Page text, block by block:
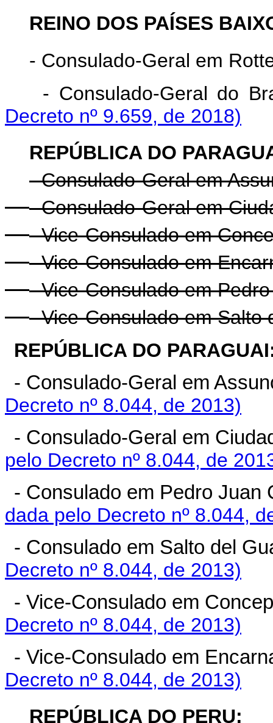
REINO DOS PAÍSES
- Consulado-Geral em
- Consulado-Geral do
Decreto nº 9.659, de 2018)
REPÚBLICA DO
- Consulado-Geral em
- Consulado-Geral em
- Vice-Consulado em
- Vice-Consulado em
- Vice-Consulado em
- Vice-Consulado em Salto
REPÚBLICA DO
- Consulado-Geral em
Decreto nº 8.044, de 2013)
- Consulado-Geral em
pelo Decreto nº 8.044, de
- Consulado em Pedro Juan
dada pelo Decreto nº 8.044,
- Consulado em Salto del
Decreto nº 8.044, de 2013)
- Vice-Consulado em
Decreto nº 8.044, de 2013)
- Vice-Consulado em
Decreto nº 8.044, de 2013)
REPÚBLICA DO PERU: